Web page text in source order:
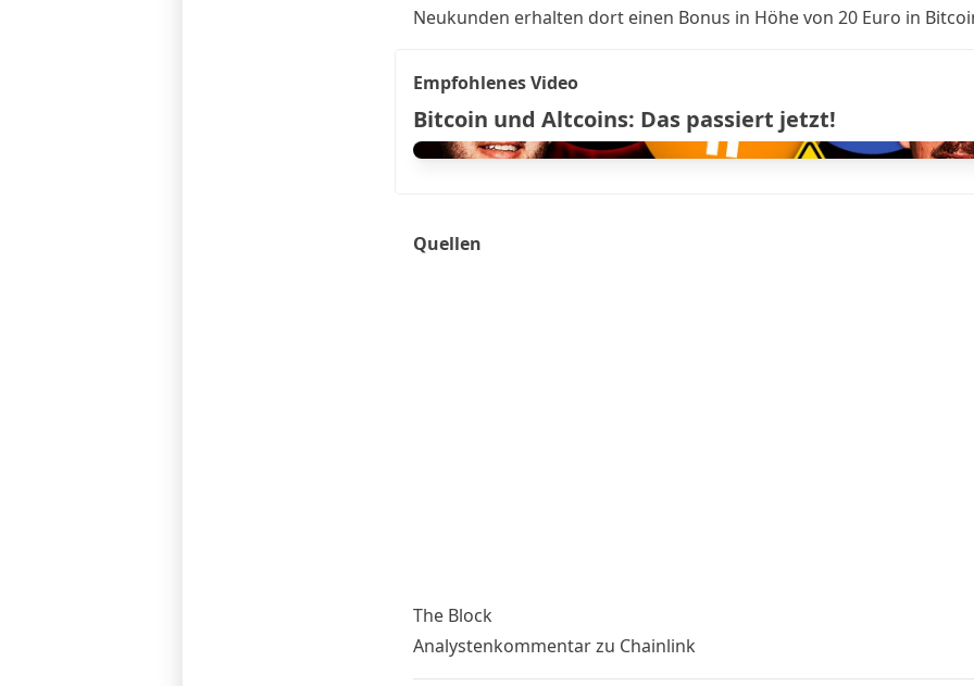
Neukunden erhalten dort einen Bonus in Höhe von 20 Euro in
Empfohlenes Video
Bitcoin und Altcoins: Das passiert jetzt!
Quellen
The Block
Analystenkommentar zu Chainlink